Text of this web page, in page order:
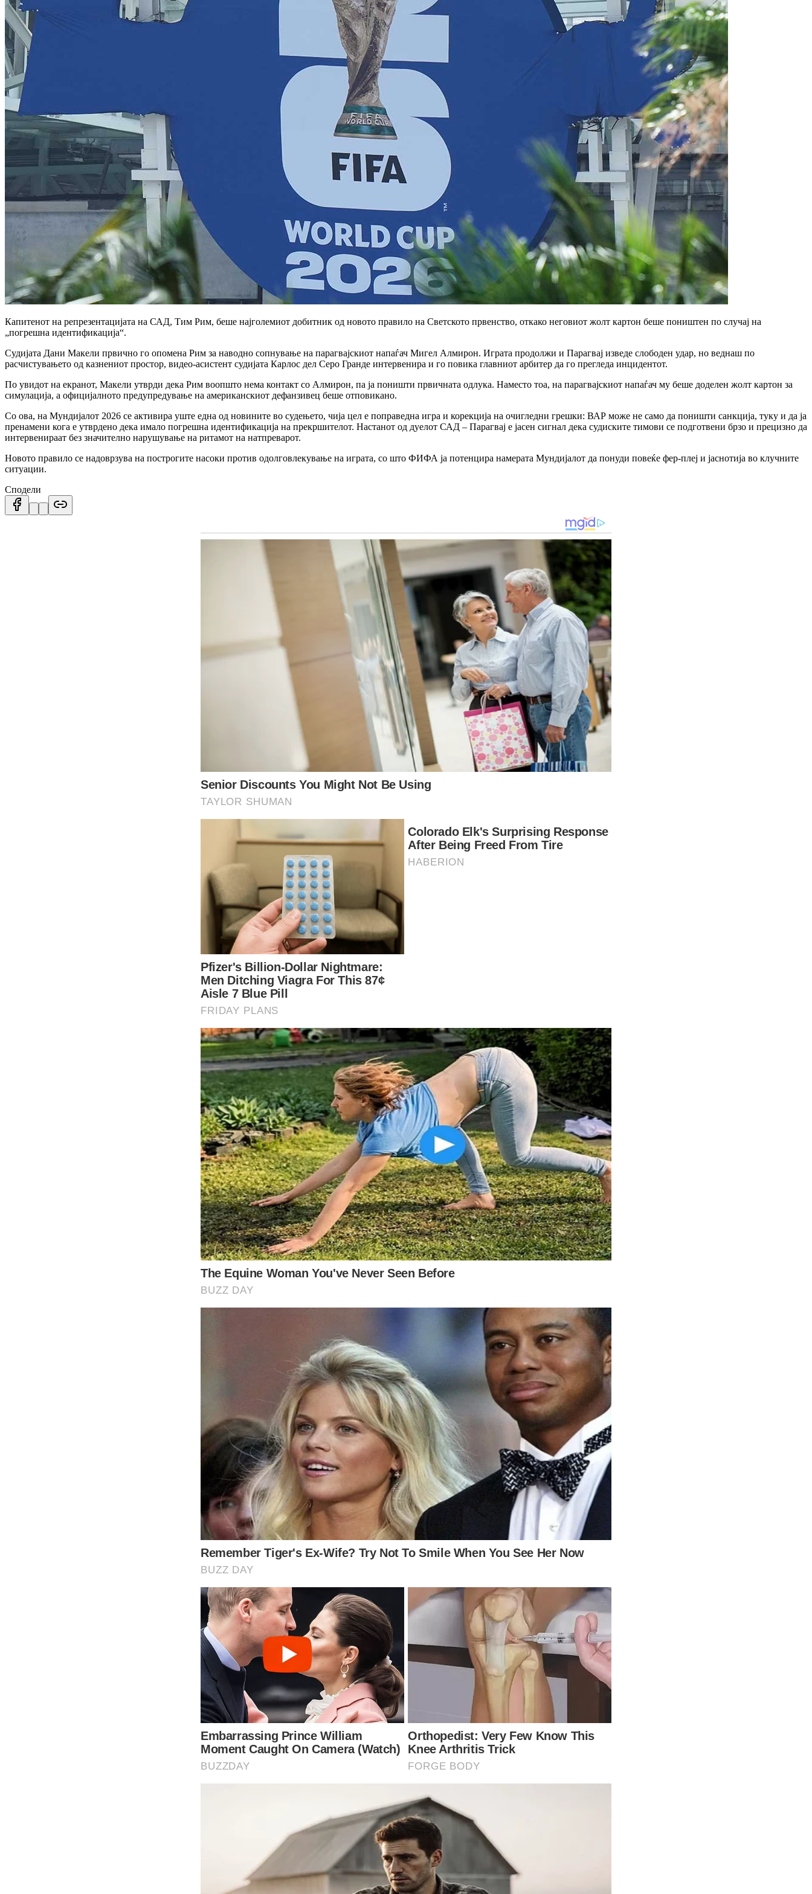
Капитенот на репрезентацијата на САД, Тим Рим, беше најголемиот добитник од новото правило на Светското првенство, откако неговиот жолт картон беше поништен по случај на
„погрешна идентификација“.
Судијата Дани Макели првично го опомена Рим за наводно сопнување на парагвајскиот напаѓач Мигел Алмирон. Играта продолжи и Парагвај изведе слободен удар, но веднаш по
расчистувањето од казнениот простор, видео-асистент судијата Карлос дел Серо Гранде интервенира и го повика главниот арбитер да го прегледа инцидентот.
По увидот на екранот, Макели утврди дека Рим воопшто нема контакт со Алмирон, па ја поништи првичната одлука. Наместо тоа, на парагвајскиот напаѓач му беше доделен жолт картон за
симулација, а официјалното предупредување на американскиот дефанзивец беше отповикано.
Со ова, на Мундијалот 2026 се активира уште една од новините во судењето, чија цел е поправедна игра и корекција на очигледни грешки: ВАР може не само да поништи санкција, туку и да ја
пренамени кога е утврдено дека имало погрешна идентификација на прекршителот. Настанот од дуелот САД – Парагвај е јасен сигнал дека судиските тимови се подготвени брзо и прецизно да
интервенираат без значително нарушување на ритамот на натпреварот.
Новото правило се надоврзува на построгите насоки против одолговлекување на играта, со што ФИФА ја потенцира намерата Мундијалот да понуди повеќе фер-плеј и јаснотија во клучните
ситуации.
Сподели